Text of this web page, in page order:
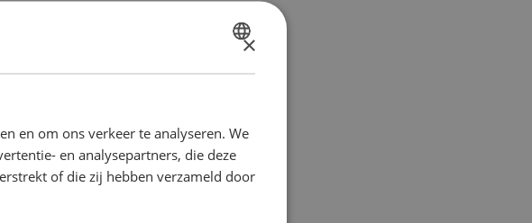
×
en om ons verkeer te analyseren. We
en analysepartners, die deze
of die zij hebben verzameld door